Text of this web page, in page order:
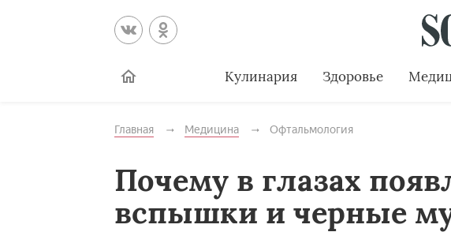
Кулинария Здоровье
Главная Медицина Офтальмология
Почему в глазах
вспышки и черные